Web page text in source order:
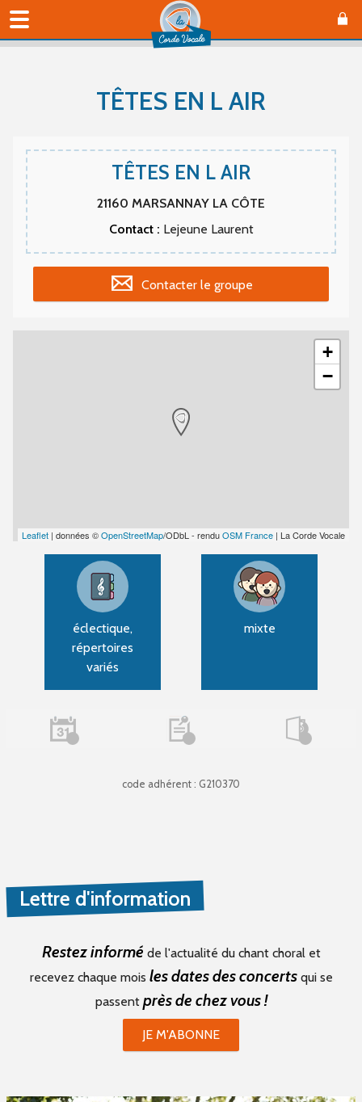
TÊTES EN L AIR
TÊTES EN L AIR
21160 MARSANNAY LA CÔTE
Contact : Lejeune Laurent
Contacter le groupe
+
−
Leaflet | données ©OpenStreetMap/ODbL - renduOSM France | La Corde Vocale
éclectique,
répertoires
variés
mixte
code adhérent : G210370
Lettre d'information
Restez informé de l'actualité du chant choral et
recevez chaque mois les dates des concertsqui se
passent près de chez vous !
JE M'ABONNE